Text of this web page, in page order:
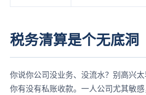
税务清算是个无底洞
你说你公司没业务、没流水？别高兴
你有没有私账收款。一人公司尤其敏感